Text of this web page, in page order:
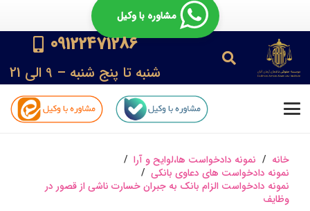
مشاوره با وکیل
09122471286
شنبه تا پنج شنبه – 9 الی 21
خانه / نمونه دادخواست ها،لوایح و آرا /
نمونه دادخواست های دعاوی بانکی /
نمونه دادخواست الزام بانک به جبران خسارت ناشی از قصور در
وظایف